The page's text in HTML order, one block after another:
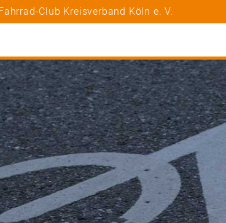
Club Kreisverband Köln e. V.